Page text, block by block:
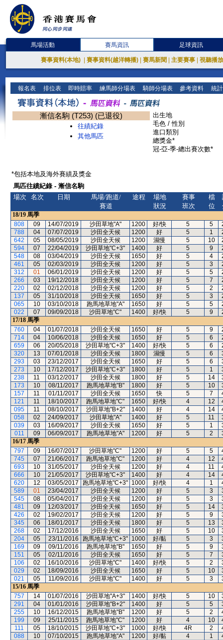
馬場活動 賽馬資訊 足球資訊
賽事資料(本地) 賽事資料(越洋轉播) 賽馬新聞 主要賽事 視聽播
報名表 排位表 即時賠率 練馬師分場表 騎師分場表 參考資料 統
漸信名駒 (T253) (已退役)
往績紀錄
其他馬匹
出生地
毛色 / 性別
進口類別
總獎金*
冠-亞-季-總出賽次數*
*包括本地及海外賽績及獎金
馬匹往績紀錄 - 漸信名駒
場次
名次 日期
馬場/跑道/
賽道
途程
場地
狀況
賽事
班次
檔
位
18/19 馬季
808
09 14/07/2019 沙田草地"A" 1200 好/快 5 5
788
04 07/07/2019 沙田全天候 1200 好 5 1
642
05 08/05/2019 沙田全天候 1200 濕慢 5 10
594
07 22/04/2019 沙田草地"C+3" 1400 好 5 9
548
08 03/04/2019 沙田全天候 1650 好 5 4
461
05 02/03/2019 沙田全天候 1200 好 5 3
312
01 06/01/2019 沙田全天候 1200 好 5 5
266
03 19/12/2018 沙田全天候 1200 好 5 7
220
02 02/12/2018 沙田全天候 1200 好 5 2
137
05 31/10/2018 沙田全天候 1650 好 5 3
065
10 03/10/2018 跑馬地草地"A" 1650 好 5 5
022
07 09/09/2018 沙田草地"C" 1400 好/快 5 9
17/18 馬季
760
04 01/07/2018 沙田全天候 1650 好 5 9
714
04 10/06/2018 沙田全天候 1650 好 5 6
659
06 20/05/2018 沙田草地"C+3" 1400 好/快 5 6
320
13 07/01/2018 沙田全天候 1800 濕慢 5 6
293
03 23/12/2017 沙田全天候 1650 好 5 6
273
10 17/12/2017 沙田草地"C+3" 1800 好 5 1
238
11 03/12/2017 沙田全天候 1800 好 5 14
173
10 08/11/2017 跑馬地草地"B" 1800 好 5 10
157
11 01/11/2017 沙田全天候 1650 快 5 7
121
11 18/10/2017 跑馬地草地"C" 1650 好/快 4 12
095
11 08/10/2017 沙田草地"B+2" 1400 好 4 14
058
02 24/09/2017 沙田草地"A" 1400 好 5 11
039
03 16/09/2017 沙田全天候 1650 好 5 1
011
09 06/09/2017 跑馬地草地"A" 1200 好 5 2
16/17 馬季
797
09 16/07/2017 沙田草地"C" 1200 好 5 5
745
07 21/06/2017 跑馬地草地"C" 1200 好 4 12
693
10 31/05/2017 沙田全天候 1200 好 4 11
666
10 21/05/2017 沙田草地"C+3" 1400 好 4 14
620
12 03/05/2017 跑馬地草地"C+3" 1000 好/快 4 1
589
01 23/04/2017 沙田全天候 1200 好 5 3
545
08 05/04/2017 沙田全天候 1200 好 5 3
481
09 12/03/2017 沙田全天候 1650 好 5 14
426
02 19/02/2017 沙田全天候 1200 好 5 9
345
06 18/01/2017 沙田全天候 1800 好 5 13
268
02 17/12/2016 沙田全天候 1650 好 5 10
204
05 23/11/2016 跑馬地草地"C+3" 1000 好/黏 5 3
169
09 09/11/2016 跑馬地草地"B" 1650 好 5 9
151
05 02/11/2016 沙田全天候 1650 好 5 7
106
02 16/10/2016 沙田草地"C" 1400 好/快 5 2
029
02 18/09/2016 沙田全天候 1650 好 5 10
021
05 11/09/2016 沙田草地"C" 1400 好 5 3
15/16 馬季
757
14 01/07/2016 沙田草地"A+3" 1400 好/快 5 10
291
04 01/01/2016 沙田草地"B+2" 1400 好 5 5
255
10 16/12/2015 跑馬地草地"B" 1200 好 5 2
199
09 25/11/2015 跑馬地草地"C" 1200 好 4 10
111
05 18/10/2015 沙田草地"C+3" 1000 好/快 4R 2
088
10 07/10/2015 跑馬地草地"A" 1200 好/黏 4 1